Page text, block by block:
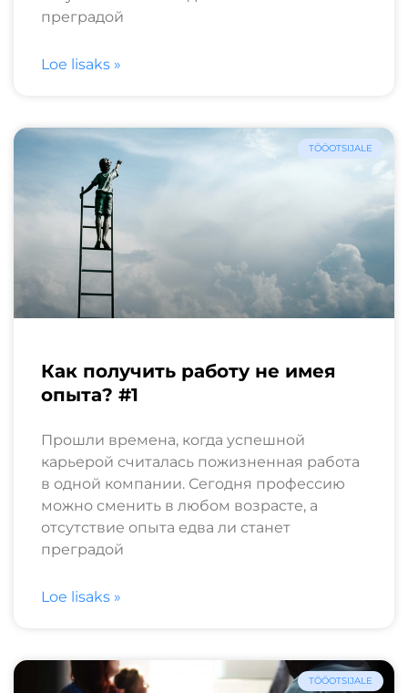
преградой
Loe lisaks »
TÖÖOTSIJALE
Как получить работу не имея
опыта? #1
Прошли времена, когда успешной
карьерой считалась пожизненная работа
в одной компании. Сегодня профессию
можно сменить в любом возрасте, а
отсутствие опыта едва ли станет
преградой
Loe lisaks »
TÖÖOTSIJALE